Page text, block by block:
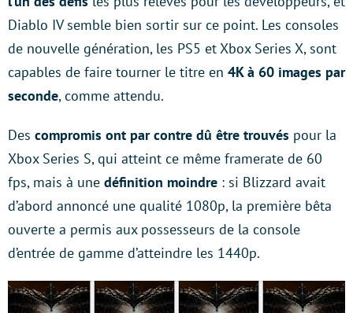
Diablo IV semble bien sortir sur ce point. Les consoles
de nouvelle génération, les PS5 et Xbox Series X, sont
capables de faire tourner le titre en 4K à 60 images par
seconde, comme attendu.
Des compromis ont par contre dû être trouvés pour la
Xbox Series S, qui atteint ce même framerate de 60
fps, mais à une définition moindre : si Blizzard avait
d’abord annoncé une qualité 1080p, la première bêta
ouverte a permis aux possesseurs de la console
d’entrée de gamme d’atteindre les 1440p.